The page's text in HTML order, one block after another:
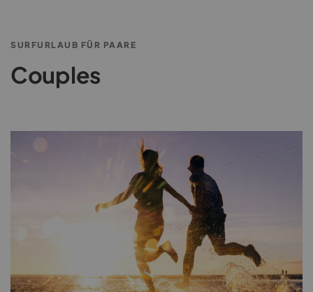
SURFURLAUB FÜR PAARE
Couples